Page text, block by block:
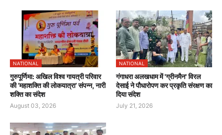
NATIONAL
गुरुपूर्णिमा: अखिल विश्व गायत्री परिवार
की ‘महाशक्ति की लोकयात्रा’ संपन्न, नारी
शक्ति का संदेश
August 03, 2026
NATIONAL
गंगाधरा अलखधाम में 'ग्रीनमैन' विरल
देसाई ने पौधारोपण कर प्रकृति संरक्षण का
दिया संदेश
July 21, 2026